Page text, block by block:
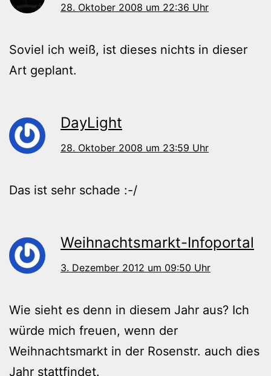
28. Oktober 2008 um 22:36 Uhr
Soviel ich weiß, ist dieses nichts in dieser
Art geplant.
DayLight
28. Oktober 2008 um 23:59 Uhr
Das ist sehr schade :-/
Weihnachtsmarkt-Infoportal
3. Dezember 2012 um 09:50 Uhr
Wie sieht es denn in diesem Jahr aus? Ich
würde mich freuen, wenn der
Weihnachtsmarkt in der Rosenstr. auch dies
Jahr stattfindet.